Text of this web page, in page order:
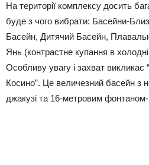
На території комплексу досить
буде з чого вибрати: Басейни-
Басейн, Дитячий Басейн,
Янь (контрастне купання в
Особливу увагу і захват викликає
Косино”. Це величезний басейн з
джакузі та 16-метровим фонтаном-